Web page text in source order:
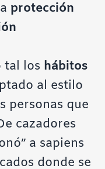
protección
tal los hábitos
al estilo
personas que
cazadores
a sapiens
donde se